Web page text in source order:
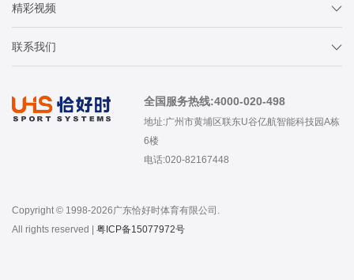
精彩视频
联系我们
全国服务热线:4000-020-498
地址:广州市黄埔区联东U谷亿航智能科技园A栋
6楼
电话:020-82167448
Copyright © 1998-2026广东恰好时体育有限公司.
All rights reserved | 粤ICP备15077972号